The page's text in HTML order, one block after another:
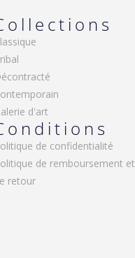
d'art
de confidentialité
de remboursement et
retour